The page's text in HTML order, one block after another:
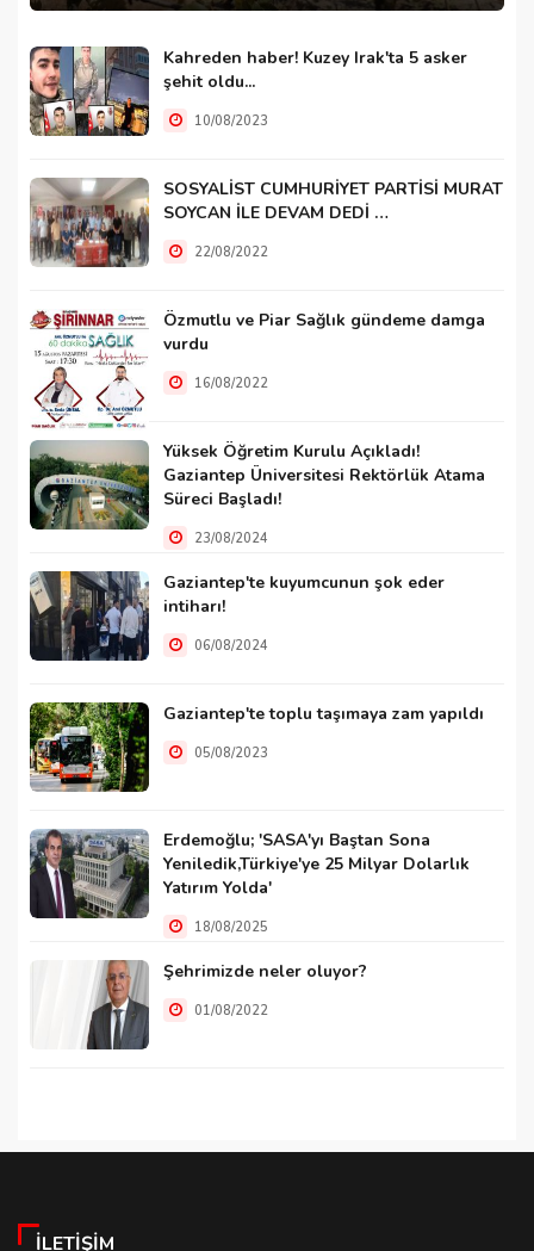
Kahreden haber! Kuzey Irak'ta 5 asker
şehit oldu...
10/08/2023
SOSYALİST CUMHURİYET PARTİSİ MURAT
SOYCAN İLE DEVAM DEDİ …
22/08/2022
Özmutlu ve Piar Sağlık gündeme damga
vurdu
16/08/2022
Yüksek Öğretim Kurulu Açıkladı!
Gaziantep Üniversitesi Rektörlük Atama
Süreci Başladı!
23/08/2024
Gaziantep'te kuyumcunun şok eder
intiharı!
06/08/2024
Gaziantep'te toplu taşımaya zam yapıldı
05/08/2023
Erdemoğlu; 'SASA'yı Baştan Sona
Yeniledik,Türkiye'ye 25 Milyar Dolarlık
Yatırım Yolda'
18/08/2025
Şehrimizde neler oluyor?
01/08/2022
İLETIŞIM